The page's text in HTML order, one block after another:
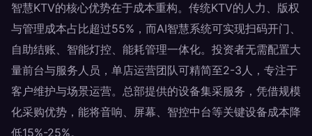
智慧KTV的核心优势在于成本重构。传统KTV的人力、版权
与管理成本占比超过55%，而AI智慧系统可实现扫码开门、
自助结账、智能灯控、能耗管理一体化。投资者无需配置大
量前台与服务人员，单店运营团队可精简至2-3人，专注于
客户维护与场景运营。总部提供的设备集采服务，凭借规模
化采购优势，能将音响、屏幕、智控中台等关键设备成本降
低15%-25%。